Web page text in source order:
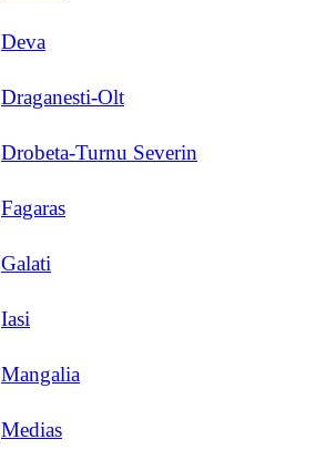
Deva
Draganesti-Olt
Drobeta-Turnu Severin
Fagaras
Galati
Iasi
Mangalia
Medias